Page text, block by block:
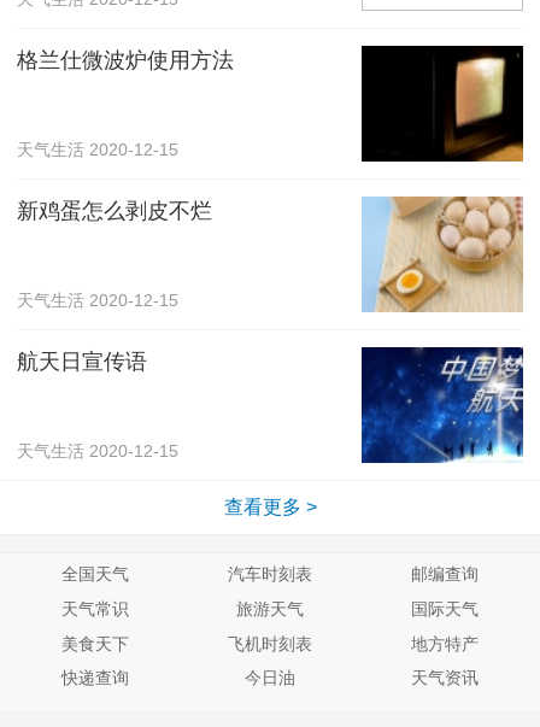
格兰仕微波炉使用方法
天气生活 2020-12-15
新鸡蛋怎么剥皮不烂
天气生活 2020-12-15
航天日宣传语
天气生活 2020-12-15
查看更多 >
全国天气 汽车时刻表
邮编查询
天气常识
旅游天气
国际天气
美食天下
飞机时刻表
地方特产
快递查询
今日油 天气资讯